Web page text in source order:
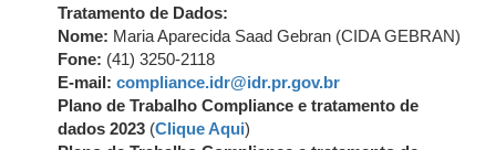
Tratamento de Dados:
Nome: Maria Aparecida Saad Gebran (CIDA GEBRAN)
Fone: (41) 3250-2118
E-mail: compliance.idr@idr.pr.gov.br
Plano de Trabalho Compliance e tratamento de
dados 2023 (Clique Aqui)